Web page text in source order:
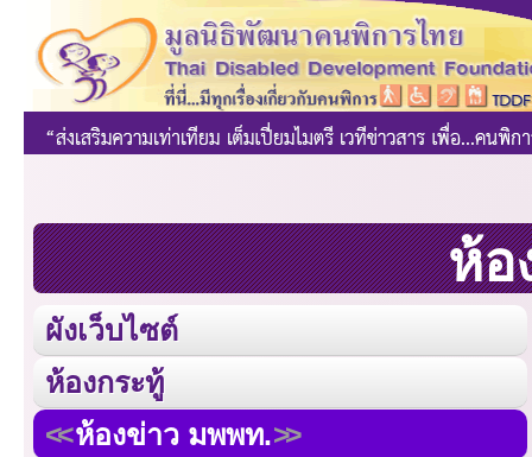
ห้อ
ผังเว็บไซต์
ห้องกระทู้
ห้องข่าว มพพท.